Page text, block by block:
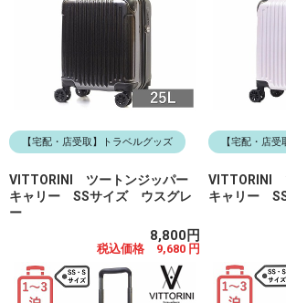
【宅配・店受取】トラベルグッズ
VITTORINI ツートンジッパー
キャリー SSサイズ ウスグレ
ー
8,800円
税込価格 9,680 円
【宅配・店
VITTORINI
キャリー